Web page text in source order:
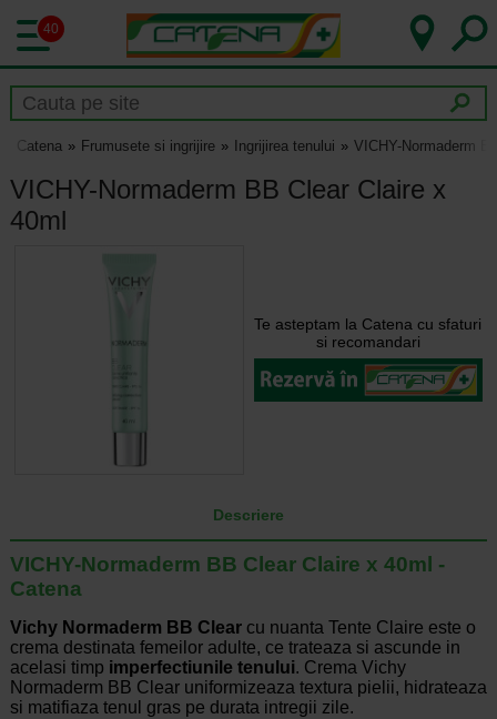
40
Catena Frumusete si ingrijire Ingrijirea tenului VICHY-Normaderm
VICHY-Normaderm BB Clear Claire x
40ml
Te asteptam la Catena cu sfaturi
si recomandari
Descriere
VICHY-Normaderm BB Clear Claire x 40ml -
Catena
Vichy Normaderm BB Clearcu nuanta Tente Claire este o
crema destinata femeilor adulte, ce trateaza si ascunde in
acelasi timp imperfectiunile tenului. Crema Vichy
Normaderm BB Clear uniformizeaza textura pielii, hidrateaza
si matifiaza tenul gras pe durata intregii zile.